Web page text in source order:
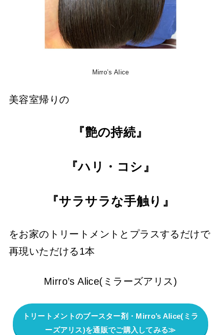
Mirro’s Alice
美容室帰り の
『艶の持続』
『ハリ・コシ』
『サラサラな手触り』
をお家のトリートメントとプラスするだけで
再現いただける1本
Mirro’s Alice(ミラーズアリス)
トリートメントのブースター剤・Mirro’s Alice(ミラ
ーズアリス)を通販でご購入してみる≫